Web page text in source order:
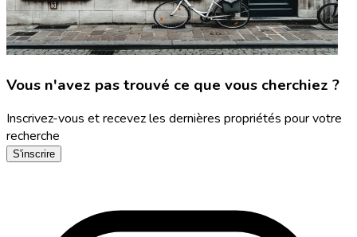
Vous n'avez pas trouvé ce que vous cherchiez ?
Inscrivez-vous et recevez les dernières propriétés pour votre
recherche
S'inscrire